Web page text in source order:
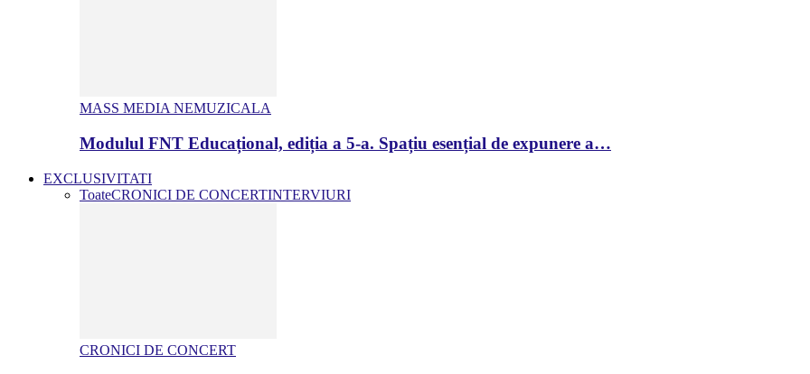
MASS MEDIA NEMUZICALA
Modulul FNT Educațional, ediția a 5-a. Spațiu esențial de expunere a…
EXCLUSIVITATI
ToateCRONICI DE CONCERTINTERVIURI
CRONICI DE CONCERT